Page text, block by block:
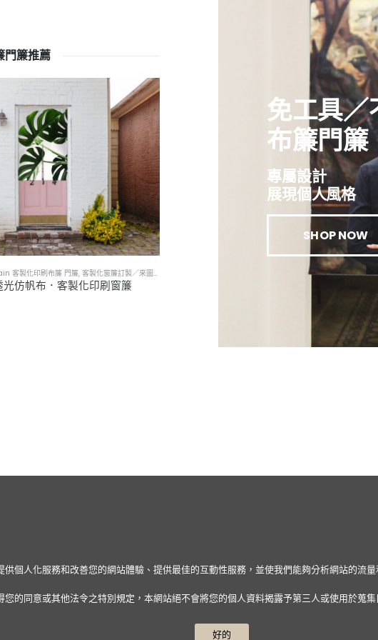
免工具／
布簾門簾
專屬設計
展現個人風格
SHOP NOW
門簾推薦
客製化印刷布簾 門簾, 客製化窗簾訂製／來圖印製訂做
光仿帆布．客製化印刷窗簾
個人化服務和改善您的網站體驗、提供最佳的互動性服務，並使我們能夠分析網站的流
您的同意或其他法令之特別規定，本網站絕不會將您的個人資料揭露予第三人或使用於蒐
好的